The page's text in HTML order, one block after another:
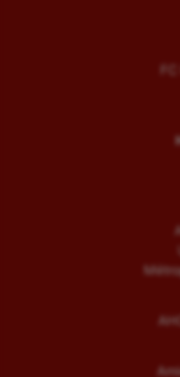
Water-